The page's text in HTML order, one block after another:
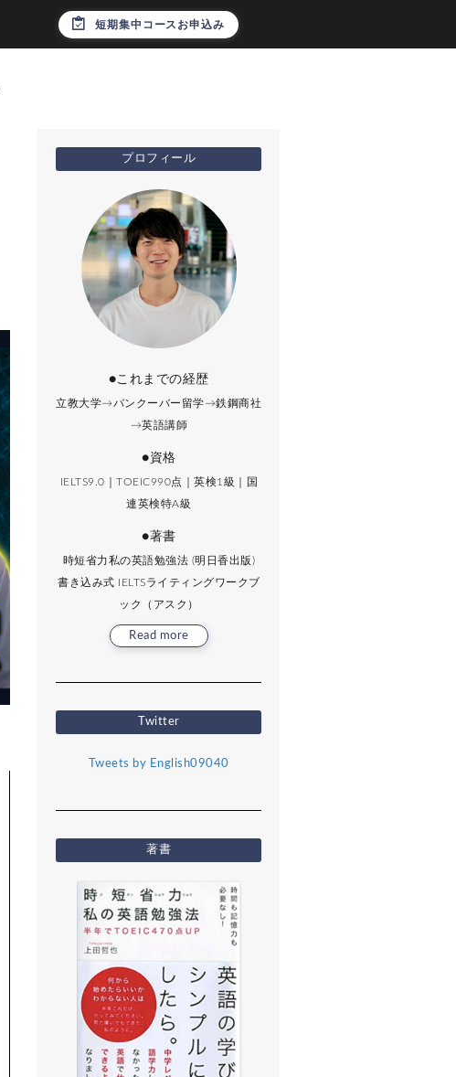
短期集中コースお申込み
プロフィール
●これまでの経歴
立教大学→バンクーバー留学→鉄鋼商社
→英語講師
●資格
IELTS9.0｜TOEIC990点｜英検1級｜国
連英検特A級
●著書
時短省力私の英語勉強法 (明日香出版)
書き込み式 IELTSライティングワークブ
ック（アスク）
Read more
Twitter
Tweets by English09040
著書